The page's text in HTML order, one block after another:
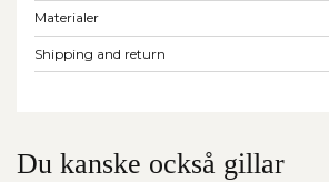
Materialer
Shipping and return
Du kanske också gillar